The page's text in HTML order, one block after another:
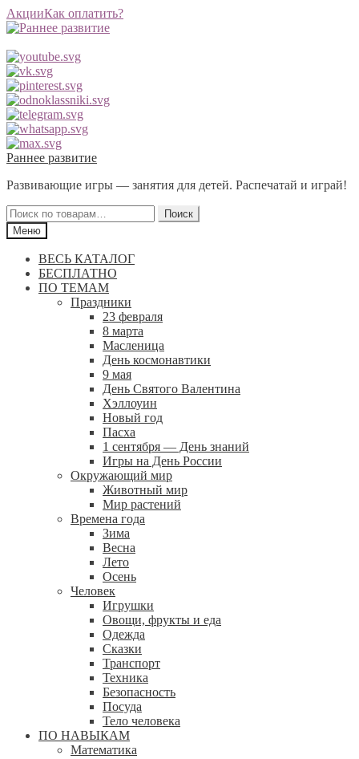
АкцииКак оплатить?
Перейти
навигации
Перейти
содержимому
Раннее развитие
Развивающие игры — занятия для детей. Распечатай и играй!
Искать:
Поиск
Меню
ВЕСЬ КАТАЛОГ
БЕСПЛАТНО
ПО ТЕМАМ
Праздники
23 февраля
8 марта
Масленица
День космонавтики
9 мая
День Святого Валентина
Хэллоуин
Новый год
Пасха
1 сентября — День знаний
Игры на День России
Окружающий мир
Животный мир
Мир растений
Времена года
Зима
Весна
Лето
Осень
Человек
Игрушки
Овощи, фрукты и еда
Одежда
Сказки
Транспорт
Техника
Безопасность
Посуда
Тело человека
ПО НАВЫКАМ
Математика